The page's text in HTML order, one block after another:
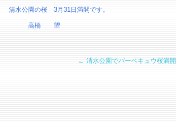
清水公園の桜 3月31日満開です。
高橋 望
← 清水公園でバーベキュウ桜満開